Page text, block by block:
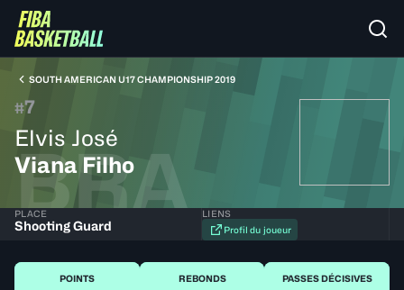
SOUTH AMERICAN U17 CHAMPIONSHIP 2019
#7
Elvis José
Viana Filho
BRA
PLACE
Shooting Guard
LIENS
Profil du joueur
POINTS REBONDS PASSES DÉCISIVES